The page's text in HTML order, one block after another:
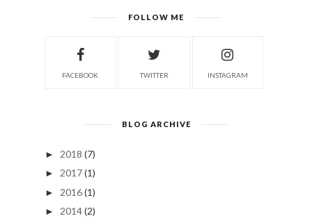
FOLLOW ME
FACEBOOK TWITTER INSTAGRAM
BLOG ARCHIVE
► 2018 (7)
► 2017(1)
► 2016(1)
► 2014(2)